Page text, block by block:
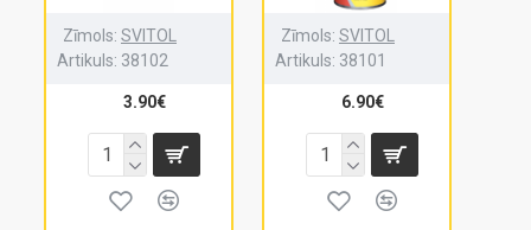
Zīmols: SVITOL
Artikuls: 38102
3.90€
Zīmols: SVITOL
Artikuls: 38101
6.90€